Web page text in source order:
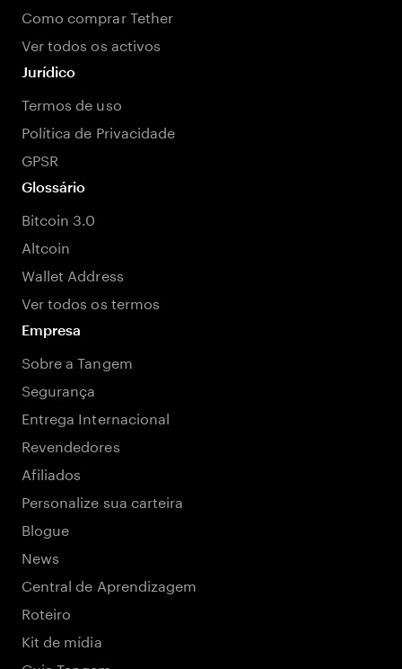
Como comprar Tether
Ver todos os activos
Jurídico
Termos de uso
Política de Privacidade
GPSR
Glossário
Bitcoin 3.0
Altcoin
Wallet Address
Ver todos os termos
Empresa
Sobre a Tangem
Segurança
Entrega Internacional
Revendedores
Afiliados
Personalize sua carteira
Blogue
News
Central de Aprendizagem
Roteiro
Kit de mídia